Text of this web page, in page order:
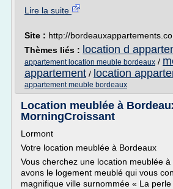
Lire la suite
Site : http://
Thèmes liés : location d
appartement location meuble bordeaux /
appartement / location
appartement meuble bordeaux
Location meublée à
MorningCroissant
Lormont
Votre location meublée à Bordeaux
Vous cherchez une location meublée
avons le logement meublé qui vous
magnifique ville surnommée « La perle